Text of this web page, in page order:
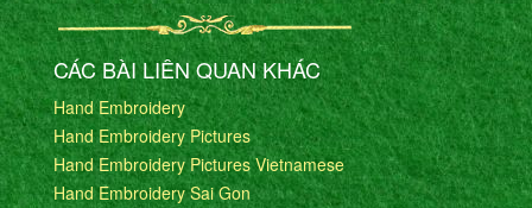
CÁC BÀI LIÊN QUAN KHÁC
Hand Embroidery
Hand Embroidery Pictures
Hand Embroidery Pictures Vietnamese
Hand Embroidery Sai Gon